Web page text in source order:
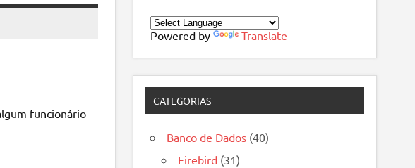
funcionário
Powered by Translate
CATEGORIAS
Banco de Dados (40)
Firebird (31)